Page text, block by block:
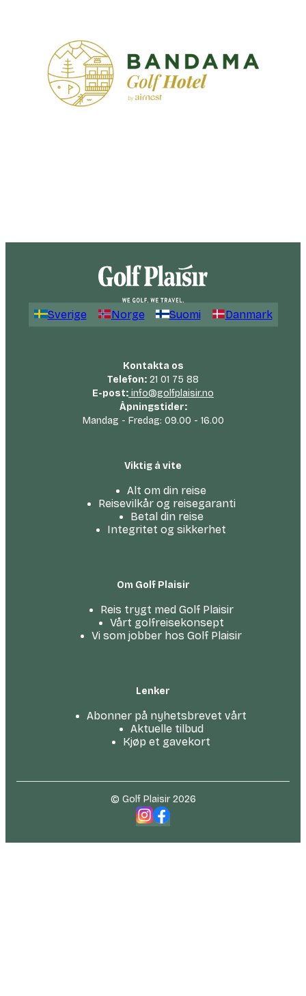
Sverige Norge Suomi Danmark
Kontakta os
Telefon: 21 01 75 88
E-post: info@golfplaisir.no
Åpningstider:
Mandag - Fredag: 09.00 - 16.00
Viktig å vite
Alt om din reise
Reisevilkår og reisegaranti
Betal din reise
Integritet og sikkerhet
Om Golf Plaisir
Reis trygt med Golf Plaisir
Vårt golfreise­konsept
Vi som jobber hos Golf Plaisir
Lenker
Abonner på nyhetsbrevet vårt
Aktuelle tilbud
Kjøp et gavekort
© Golf Plaisir 2026